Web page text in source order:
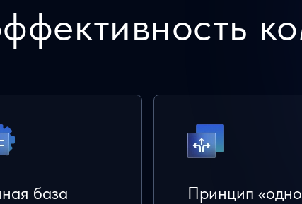
база
Принцип